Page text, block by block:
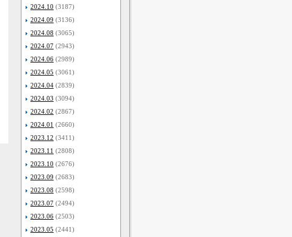
2024.10 (3187)
2024.09 (3136)
2024.08 (3065)
2024.07 (2943)
2024.06 (2989)
2024.05 (3061)
2024.04 (2839)
2024.03 (3094)
2024.02 (2867)
2024.01 (2660)
2023.12 (3411)
2023.11 (2808)
2023.10 (2676)
2023.09 (2683)
2023.08 (2598)
2023.07 (2494)
2023.06 (2503)
2023.05 (2441)